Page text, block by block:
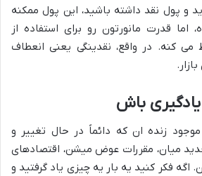
و پول نقد داشته باشید، این پول ممکنه
اما قدرت مانورتون رو برای استفاده از
کنه. در واقع، نقدینگی یعنی انعطاف
باش
موجود زنده ان که دائماً در حال تغییر و
میان، مقررات عوض میشن، اقتصادهای
اگه فکر کنید یه بار یه چیزی یاد گرفتید و